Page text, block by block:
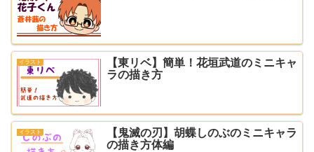
イラスト
【東リベ】簡単！花垣武道のミニキャ
ラの描き方
イラスト
【鬼滅の刃】胡蝶しのぶのミニキャラ
の描き方体編